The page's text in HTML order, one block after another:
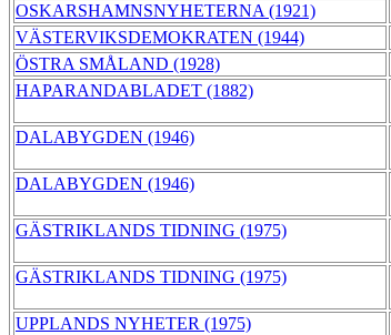
OSKARSHAMNSNYHETERNA (1921)
VÄSTERVIKSDEMOKRATEN (1944)
ÖSTRA SMÅLAND (1928)
HAPARANDABLADET (1882)
DALABYGDEN (1946)
DALABYGDEN (1946)
GÄSTRIKLANDS TIDNING (1975)
GÄSTRIKLANDS TIDNING (1975)
UPPLANDS NYHETER (1975)